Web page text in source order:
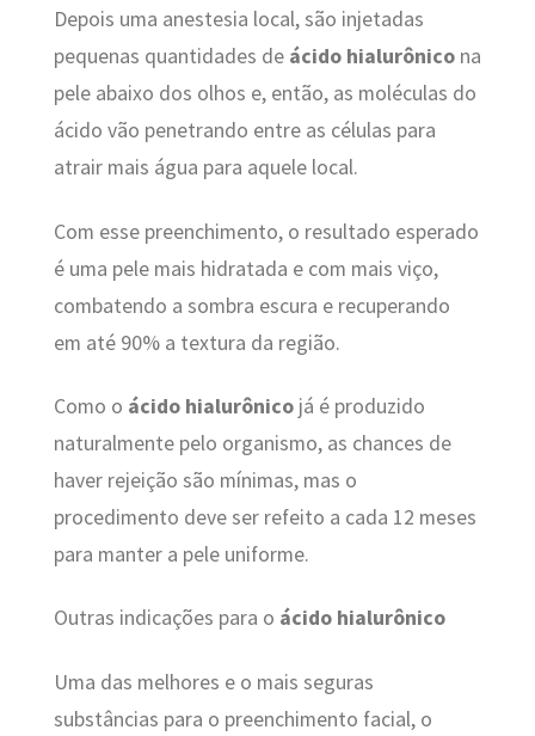
Depois uma anestesia local, são injetadas
pequenas quantidades de ácido hialurônicona
pele abaixo dos olhos e, então, as moléculas do
ácido vão penetrando entre as células para
atrair mais água para aquele local.
Com esse preenchimento, o resultado esperado
é uma pele mais hidratada e com mais viço,
combatendo a sombra escura e recuperando
em até 90% a textura da região.
Como o ácido hialurônicojá é produzido
naturalmente pelo organismo, as chances de
haver rejeição são mínimas, mas o
procedimento deve ser refeito a cada 12 meses
para manter a pele uniforme.
Outras indicações para o ácido hialurônico
Uma das melhores e o mais seguras
substâncias para o preenchimento facial, o